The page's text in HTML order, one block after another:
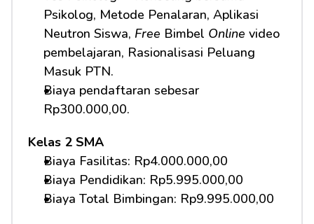
Psikolog, Metode Penalaran, Aplikasi
Neutron Siswa, Free Bimbel Online video
pembelajaran, Rasionalisasi Peluang
Masuk PTN.
Biaya pendaftaran sebesar
Rp300.000,00.
Kelas 2 SMA
Biaya Fasilitas: Rp4.000.000,00
Biaya Pendidikan: Rp5.995.000,00
Biaya Total Bimbingan: Rp9.995.000,00